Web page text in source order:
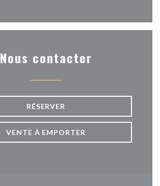
Nous contacter
RÉSERVER
VENTE À EMPORTER